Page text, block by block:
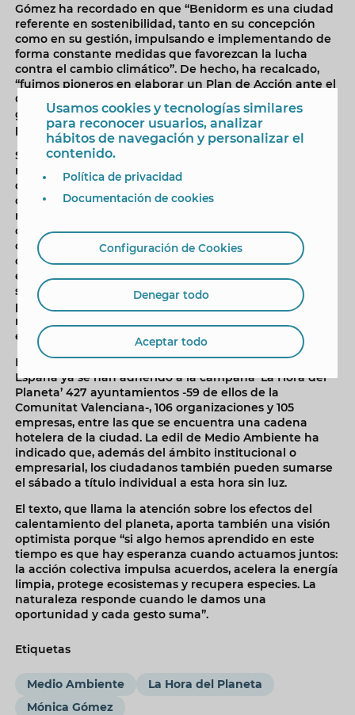
Gómez ha recordado en que “Benidorm es una ciudad
referente en sostenibilidad, tanto en su concepción
como en su gestión, impulsando e implementando de
forma constante medidas que favorezcan la lucha
contra el cambio climático”. De hecho, ha recalcado,
“fuimos pioneros en elaborar un Plan de Acción ante el
Cambio Climático’, documento que se ha convertido en
guía y hoja de ruta a la hora de diseñar acciones y
políticas municipales”.
Sólo en materia energética y como ejemplo, ha
recordado la edil, “hace años iniciamos la renovación
de la iluminación y el alumbrado público de la ciudad
con el objetivo de implantar tecnología ‘led’ en la
mayoría de puntos de luz de Benidorm para reducir el
consumo y las emisiones de CO2 y mejorar las
condiciones lumínicas”, a lo que también se suman
otros proyectos, como la “instalación de placas solares
en edificios municipales, colegios públicos, centros
sociales o instalaciones deportivas, para generar su
propia electricidad y que también han permitido
reducir ostensiblemente las emisiones y el consumo
energético”.
Hasta el momento, y según los datos de WWF, en
España ya se han adherido a la campaña ‘La Hora del
Planeta’ 427 ayuntamientos -59 de ellos de la
Comunitat Valenciana-, 106 organizaciones y 105
empresas, entre las que se encuentra una cadena
hotelera de la ciudad. La edil de Medio Ambiente ha
indicado que, además del ámbito institucional o
empresarial, los ciudadanos también pueden sumarse
el sábado a título individual a esta hora sin luz.
El texto, que llama la atención sobre los efectos del
calentamiento del planeta, aporta también una visión
optimista porque “si algo hemos aprendido en este
tiempo es que hay esperanza cuando actuamos juntos:
la acción colectiva impulsa acuerdos, acelera la energía
limpia, protege ecosistemas y recupera especies. La
naturaleza responde cuando le damos una
oportunidad y cada gesto suma”.
Etiquetas
Medio Ambiente
La Hora del Planeta
Mónica Gómez
Usamos cookies y tecnologías similares
para reconocer usuarios, analizar
hábitos de navegación y personalizar el
contenido.
Política de privacidad
Documentación de cookies
Configuración de Cookies
Denegar todo
Aceptar todo